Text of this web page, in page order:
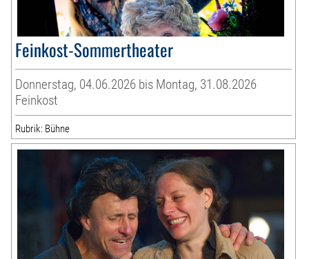
Feinkost-Sommertheater
Donnerstag, 04.06.2026 bis Montag, 31.08.2026
Feinkost
Rubrik: Bühne